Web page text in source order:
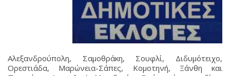
Αλεξανδρούπολη, Σαμοθράκη, Σουφλί, Διδυμότειχο,
Ορεστιάδα, Μαρώνεια-Σάπες, Κομοτηνή, Ξάνθη και